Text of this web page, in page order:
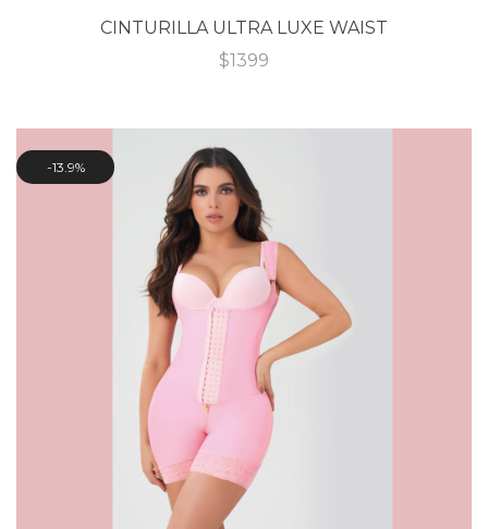
CINTURILLA ULTRA LUXE WAIST
$1399
13.9%